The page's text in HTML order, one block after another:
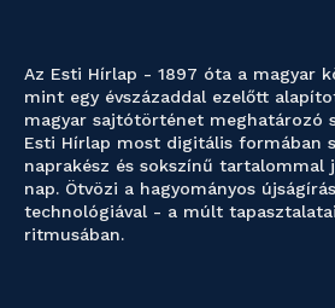
Az Esti Hírlap - 1897 óta a magyar
mint egy évszázaddal ezelőtt
magyar sajtótörténet meghatározó
Esti Hírlap most digitális formában
naprakész és sokszínű
nap. Ötvözi a hagyományos
technológiával - a múlt
ritmusában.